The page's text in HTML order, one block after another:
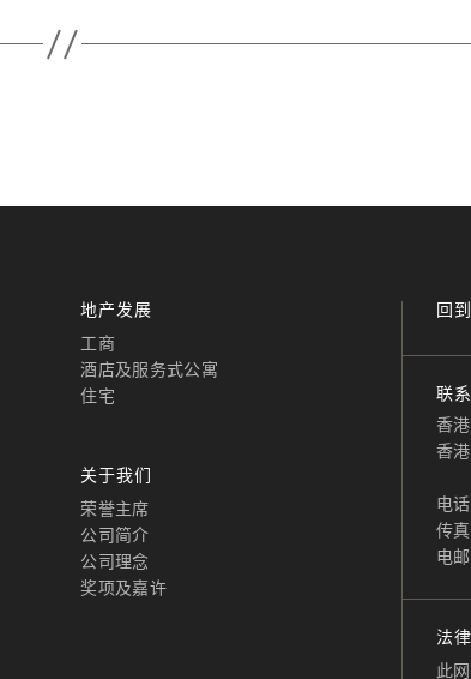
地产发展
工商
酒店及服务式公寓
住宅
关于我们
荣誉主席
公司简介
公司理念
奖项及嘉许
回
联
香
香
电
传
电
法
此